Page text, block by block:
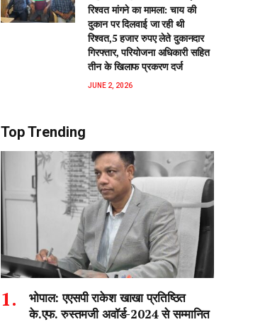
रिश्वत मांगने का मामला: चाय की
दुकान पर दिलवाई जा रही थी
रिश्वत,5 हजार रुपए लेते दुकानदार
गिरफ्तार, परियोजना अधिकारी सहित
तीन के खिलाफ प्रकरण दर्ज
JUNE 2, 2026
Top Trending
भोपाल: एएसपी राकेश‌ खाखा प्रतिष्ठित
के.एफ. रुस्तमजी अवॉर्ड-2024 से सम्मानित